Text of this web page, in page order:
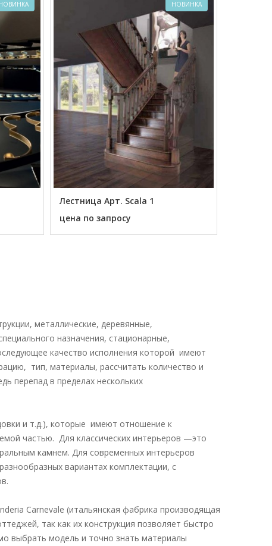
НОВИНКА
Лестница Арт. Scala 1
цена по запросу
металлические, деревянные,
назначения, стационарные,
качество исполнения которой имеют
тип, материалы, рассчитать количество и
перепад в пределах нескольких
и т.д.), которые имеют отношение к
частью. Для классических интерьеров —это
камнем. Для современных интерьеров
вариантах комплектации, с
Carnevale (итальянская фабрика производящая
так как их конструкция позволяет быстро
выбрать модель и точно знать материалы